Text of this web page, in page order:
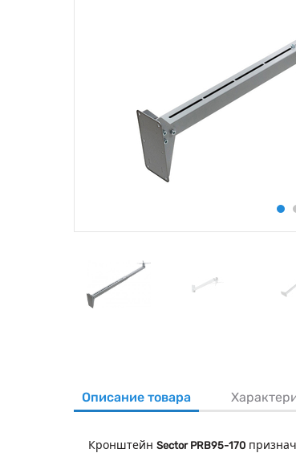
Описание товара
Кронштейн Sector PRB95-170